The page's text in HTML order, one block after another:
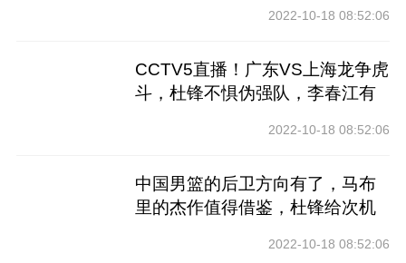
2022-10-18 08:52:06
CCTV5直播！广东VS上海龙争虎
斗，杜锋不惧伪强队，李春江有
2022-10-18 08:52:06
中国男篮的后卫方向有了，马布
里的杰作值得借鉴，杜锋给次机
2022-10-18 08:52:06